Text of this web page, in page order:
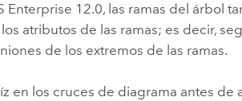
Enterprise 12.0, las ramas del árbol
atributos de las ramas; es decir,
de los extremos de las ramas.
en los cruces de diagrama antes de